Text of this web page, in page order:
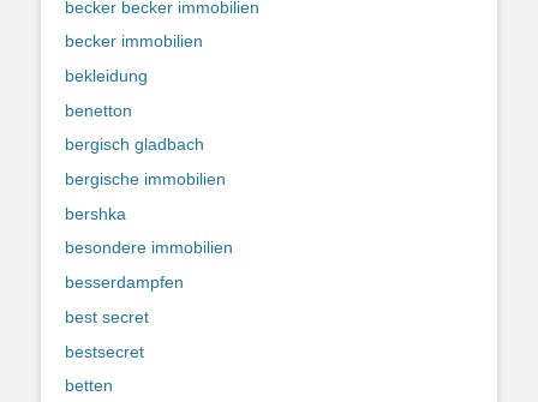
becker becker immobilien
becker immobilien
bekleidung
benetton
bergisch gladbach
bergische immobilien
bershka
besondere immobilien
besserdampfen
best secret
bestsecret
betten